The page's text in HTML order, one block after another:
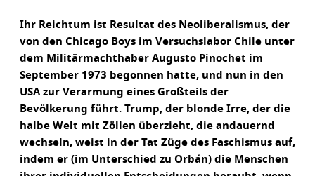
Ihr Reichtum ist Resultat des Neoliberalismus, der
von den Chicago Boys im Versuchslabor Chile unter
dem Militärmachthaber Augusto Pinochet im
September 1973 begonnen hatte, und nun in den
USA zur Verarmung eines Großteils der
Bevölkerung führt. Trump, der blonde Irre, der die
halbe Welt mit Zöllen überzieht, die andauernd
wechseln, weist in der Tat Züge des Faschismus auf,
indem er (im Unterschied zu Orbán) die Menschen